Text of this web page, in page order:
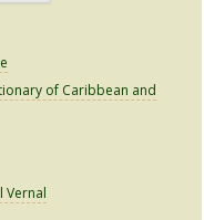
of Caribbean and
Vernal